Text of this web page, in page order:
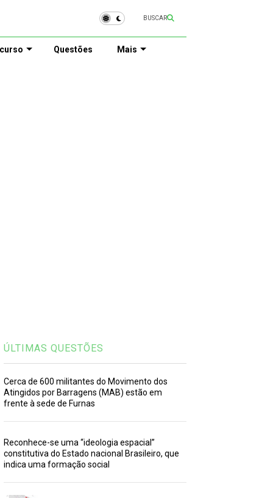
BUSCAR
Questões Mais
ÚLTIMAS QUESTÕES
Cerca de 600 militantes do Movimento dos
Atingidos por Barragens (MAB) estão em
frente à sede de Furnas
Reconhece-se uma “ideologia espacial”
constitutiva do Estado nacional Brasileiro, que
indica uma formação social